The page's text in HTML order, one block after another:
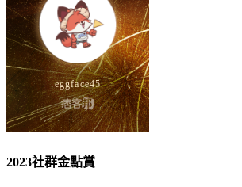
2023社群金點賞